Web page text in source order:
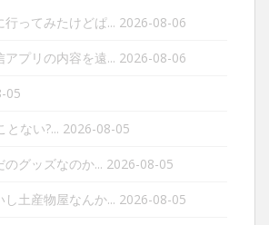
ってみたけどぱ... 2026-08-06
プリの内容を遠... 2026-08-06
05
とない?... 2026-08-05
グッズなのか... 2026-08-05
土産物屋なんか... 2026-08-05